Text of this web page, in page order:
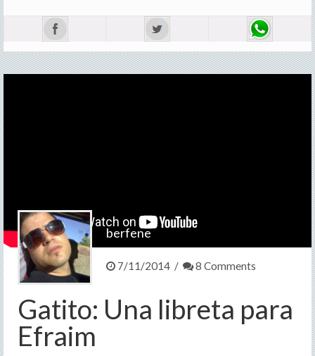
berfene
7/11/2014 / 8 Comments
Gatito: Una libreta para
Efraim